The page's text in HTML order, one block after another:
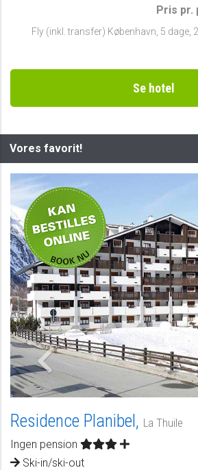
Pris pr.
Fly (inkl. transfer) København 5 dage
Se hotel
Vores favorit!
-
Residence Planibel, La Thuile
Ingen pension
Ski-in/ski-out